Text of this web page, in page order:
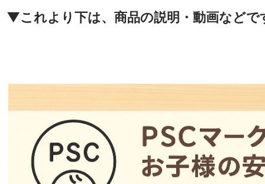
▼これより下は、商品の説明・動画などで